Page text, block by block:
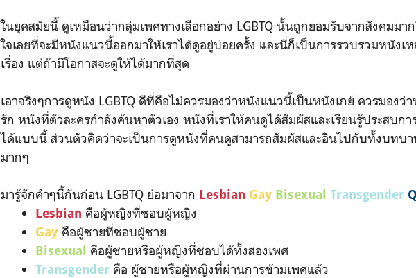
ในยุคสมัยนี้ ดูเหมือนว่ากลุ่มเพศทางเลือกอย่าง LGBTQ นั้นถูกยอมรับจากสังคมมา
ใจเลยที่จะมีหนังแนวนี้ออกมาให้เราได้ดูอยู่บ่อยครั้ง และนี่ก็เป็นการรวบรวมหนังเ
เรื่อง แต่ถ้ามีโอกาสจะดูให้ได้มากที่สุด
เอาจริงๆการดูหนัง LGBTQ ดีที่คือไม่ควรมองว่าหนังแนวนี้เป็นหนังเกย์ ควรมองว่
รัก หนังที่ตัวละครกำลังค้นหาตัวเอง หนังที่เราให้คนดูได้สัมผัสและเรียนรู้ประสบก
ได้แบบนี้ ส่วนตัวคิดว่าจะเป็นการดูหนังที่คนดูสามารถสัมผัสและอินไปกับทั้งบทบ
มากๆ
มารู้จักคำๆนี้กันก่อน LGBTQ ย่อมาจาก Lesbian Gay Bisexual Transgender
Lesbian คือผู้หญิงที่ชอบผู้หญิง
Gay คือผู้ชายที่ชอบผู้ชาย
Bisexual คือผู้ชายหรือผู้หญิงที่ชอบได้ทั้งสองเพศ
Transgender คือ ผู้ชายหรือผู้หญิงที่ผ่านการข้ามเพศแล้ว